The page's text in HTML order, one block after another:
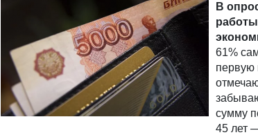
В
61%
первую
сумму
45 лет